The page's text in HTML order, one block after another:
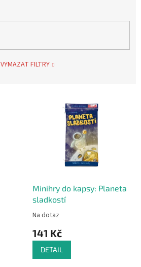
VYMAZAT FILTRY
Minihry do kapsy: Planeta
sladkostí
Na dotaz
141 Kč
DETAIL